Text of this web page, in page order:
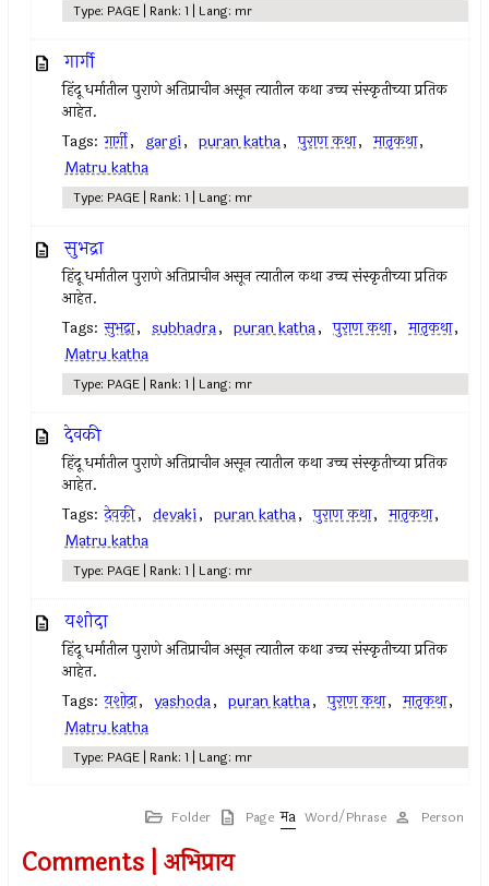
Type: PAGE | Rank: 1 | Lang: mr
गार्गी
हिंदू धर्मातील पुराणे अतिप्राचीन असून त्यातील कथा उच्च संस्कृतीच्या प्रतिक
आहेत.
Tags: गार्गी, gargi, puran katha, पुराण कथा, मातृकथा,
Matru katha
Type: PAGE | Rank: 1 | Lang: mr
सुभद्रा
हिंदू धर्मातील पुराणे अतिप्राचीन असून त्यातील कथा उच्च संस्कृतीच्या प्रतिक
आहेत.
Tags: सुभद्रा, subhadra, puran katha, पुराण कथा, मातृकथा,
Matru katha
Type: PAGE | Rank: 1 | Lang: mr
देवकी
हिंदू धर्मातील पुराणे अतिप्राचीन असून त्यातील कथा उच्च संस्कृतीच्या प्रतिक
आहेत.
Tags: देवकी, devaki, puran katha, पुराण कथा, मातृकथा,
Matru katha
Type: PAGE | Rank: 1 | Lang: mr
यशोदा
हिंदू धर्मातील पुराणे अतिप्राचीन असून त्यातील कथा उच्च संस्कृतीच्या प्रतिक
आहेत.
Tags: यशोदा, yashoda, puran katha, पुराण कथा, मातृकथा,
Matru katha
Type: PAGE | Rank: 1 | Lang: mr
Folder Page Word/Phrase Person
Comments | अभिप्राय